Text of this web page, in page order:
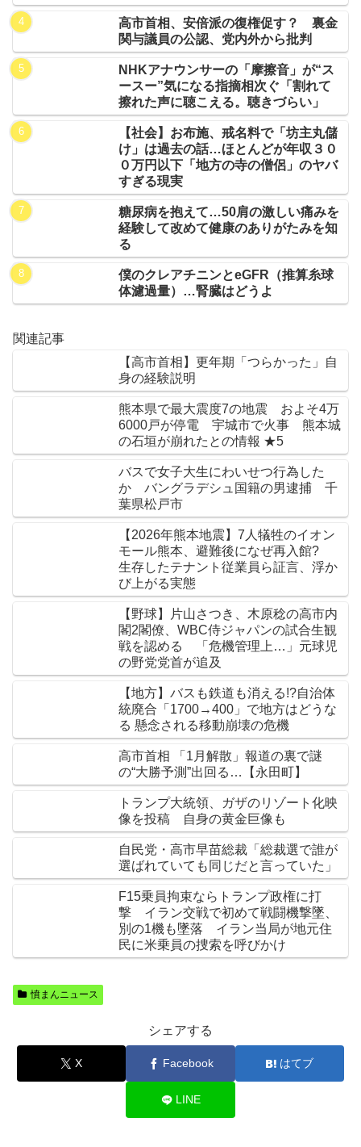
高市首相、安倍派の復権促す？ 裏金
関与議員の公認、党内外から批判
NHKアナウンサーの「摩擦音」が“ス
ースー”気になる指摘相次ぐ「割れて
擦れた声に聴こえる。聴きづらい」
【社会】お布施、戒名料で「坊主丸儲
け」は過去の話…ほとんどが年収３０
０万円以下「地方の寺の僧侶」のヤバ
すぎる現実
糖尿病を抱えて…50肩の激しい痛みを
経験して改めて健康のありがたみを知
る
僕のクレアチニンとeGFR（推算糸球
体濾過量）…腎臓はどうよ
関連記事
【高市首相】更年期「つらかった」自
身の経験説明
熊本県で最大震度7の地震 およそ4万
6000戸が停電 宇城市で火事 熊本城
の石垣が崩れたとの情報 ★5
バスで女子大生にわいせつ行為した
か バングラデシュ国籍の男逮捕 千
葉県松戸市
【2026年熊本地震】7人犠牲のイオン
モール熊本、避難後になぜ再入館?
生存したテナント従業員ら証言、浮か
び上がる実態
【野球】片山さつき、木原稔の高市内
閣2閣僚、WBC侍ジャパンの試合生観
戦を認める 「危機管理上…」元球児
の野党党首が追及
【地方】バスも鉄道も消える!?自治体
統廃合「1700→400」で地方はどうな
る 懸念される移動崩壊の危機
高市首相 「1月解散」報道の裏で謎
の“大勝予測”出回る…【永田町】
トランプ大統領、ガザのリゾート化映
像を投稿 自身の黄金巨像も
自民党・高市早苗総裁「総裁選で誰が
選ばれていても同じだと言っていた」
F15乗員拘束ならトランプ政権に打
撃 イラン交戦で初めて戦闘機撃墜、
別の1機も墜落 イラン当局が地元住
民に米乗員の捜索を呼びかけ
憤まんニュース
シェアする
X Facebook はてブ
LINE